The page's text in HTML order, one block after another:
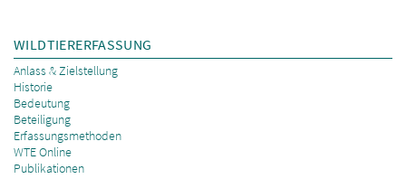
WILDTIERERFASSUNG
Anlass & Zielstellung
Historie
Bedeutung
Beteiligung
Erfassungsmethoden
WTE Online
Publikationen